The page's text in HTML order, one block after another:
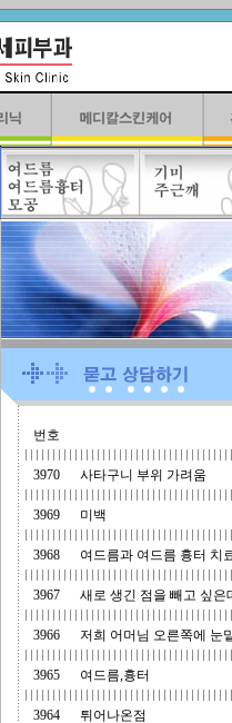
번호
3970 사타구니 부위 가려움
3969 미백
3968 여드름과 여드름 흉터 치
3967 새로 생긴 점을 빼고 싶은
3966 저희 어머님 오른쪽에 눈
3965 여드름,흉터
3964 튀어나온점